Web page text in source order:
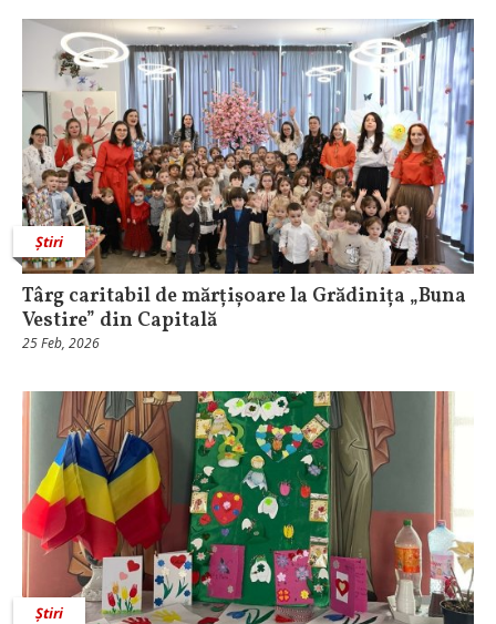
Știri
Târg caritabil de mărțișoare la Grădinița „Buna
Vestire” din Capitală
25 Feb, 2026
Știri